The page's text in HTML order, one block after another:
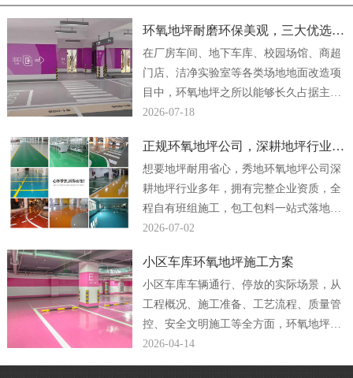
环氧地坪耐磨环保美观，三大优选方案
在厂房车间、地下车库、校园场馆、商超
门店、洁净实验室等各类场地地面改造项
目中，环氧地坪之所以能够长久占据主流
地位，核心原因便是它同时兼顾强悍耐磨
2026-07-18
正规环氧地坪公司，深耕地坪行业多年
想要地坪耐用省心，秀地环氧地坪公司深
耕地坪行业多年，拥有完整企业资质，全
程自有班组施工，包工包料一站式落地，
厂房、车间、地下车库地坪工程均可放心
2026-07-02
小区车库环氧地坪施工方案
小区车库车辆通行、停放的实际场景，从
工程概况、施工准备、工艺流程、质量管
控、安全文明施工等全方面，环氧地坪公
司编辑完整规范了小区车库环氧地坪施工
方案，贴合现场施工落地需求。...
2026-04-14